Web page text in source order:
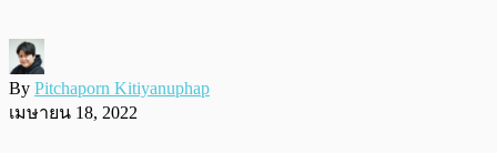
By Pitchaporn Kitiyanuphap
เมษายน 18, 2022